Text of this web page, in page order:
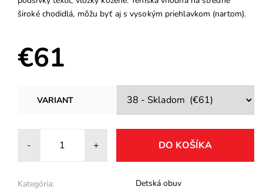
široké chodidlá, môžu byť aj s vysokým priehlavkom (nartom).
€61
VARIANT
- +
Kategória:
Detská obuv